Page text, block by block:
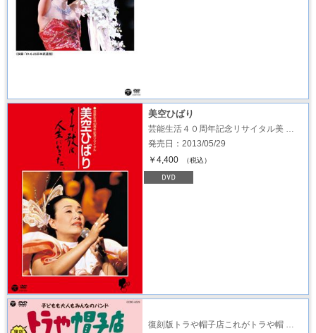
美空ひばり
芸能生活４０周年記念リサイタル美 …
発売日：2013/05/29
￥4,400
（税込）
復刻版トラや帽子店これがトラや帽 …